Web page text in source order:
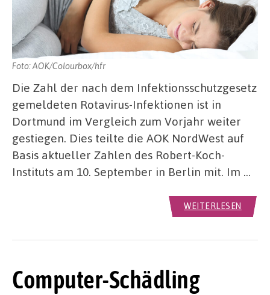
Foto: AOK/Colourbox/hfr
Die Zahl der nach dem Infektionsschutzgesetz
gemeldeten Rotavirus-Infektionen ist in
Dortmund im Vergleich zum Vorjahr weiter
gestiegen. Dies teilte die AOK NordWest auf
Basis aktueller Zahlen des Robert-Koch-
Instituts am 10. September in Berlin mit. Im …
WEITERLESEN
Computer-Schädling